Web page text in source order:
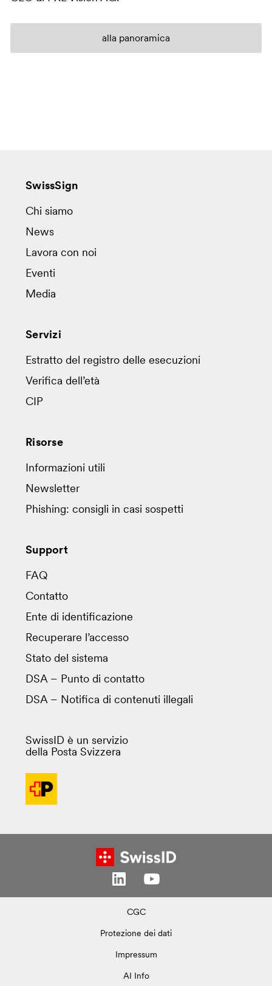
alla panoramica
SwissSign
Chi siamo
News
Lavora con noi
Eventi
Media
Servizi
Estratto del registro delle esecuzioni
Verifica dell’età
CIP
Risorse
Informazioni utili
Newsletter
Phishing: consigli in casi sospetti
Support
FAQ
Contatto
Ente di identificazione
Recuperare l’accesso
Stato del sistema
DSA – Punto di contatto
DSA – Notifica di contenuti illegali
SwissID è un servizio
della Posta Svizzera
CGC
Protezione dei dati
Impressum
AI Info